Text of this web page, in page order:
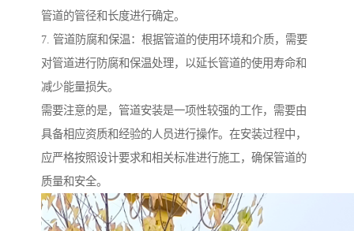
管道的管径和长度进行确定。
7. 管道防腐和保温：根据管道的使用环境和介质，需要
对管道进行防腐和保温处理，以延长管道的使用寿命和
减少能量损失。
需要注意的是，管道安装是一项性较强的工作，需要由
具备相应资质和经验的人员进行操作。在安装过程中，
应严格按照设计要求和相关标准进行施工，确保管道的
质量和安全。